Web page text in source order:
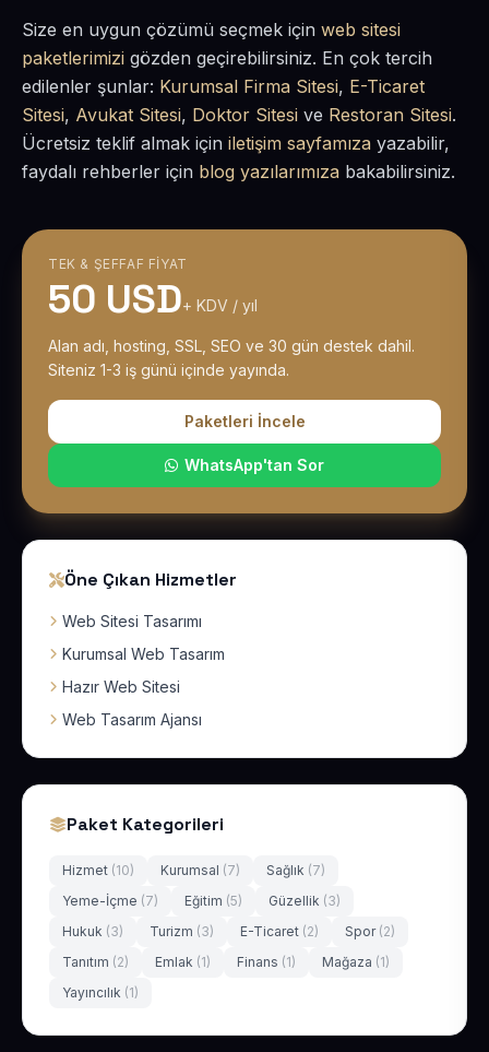
Size en uygun çözümü seçmek için web sitesi
paketlerimizi gözden geçirebilirsiniz. En çok tercih
edilenler şunlar: Kurumsal Firma Sitesi, E-Ticaret
Sitesi, Avukat Sitesi, Doktor Sitesi ve Restoran Sitesi.
Ücretsiz teklif almak için iletişim sayfamıza yazabilir,
faydalı rehberler için blog yazılarımıza bakabilirsiniz.
TEK & ŞEFFAF FIYAT
50 USD+ KDV / yıl
Alan adı, hosting, SSL, SEO ve 30 gün destek dahil.
Siteniz 1-3 iş günü içinde yayında.
Paketleri İncele
WhatsApp'tan Sor
Öne Çıkan Hizmetler
Web Sitesi Tasarımı
Kurumsal Web Tasarım
Hazır Web Sitesi
Web Tasarım Ajansı
Paket Kategorileri
Hizmet (10) Kurumsal (7) Sağlık (7)
Yeme-İçme (7) Eğitim (5) Güzellik (3)
Hukuk (3) Turizm (3) E-Ticaret (2) Spor (2)
Tanıtım (2) Emlak (1) Finans (1) Mağaza (1)
Yayıncılık (1)